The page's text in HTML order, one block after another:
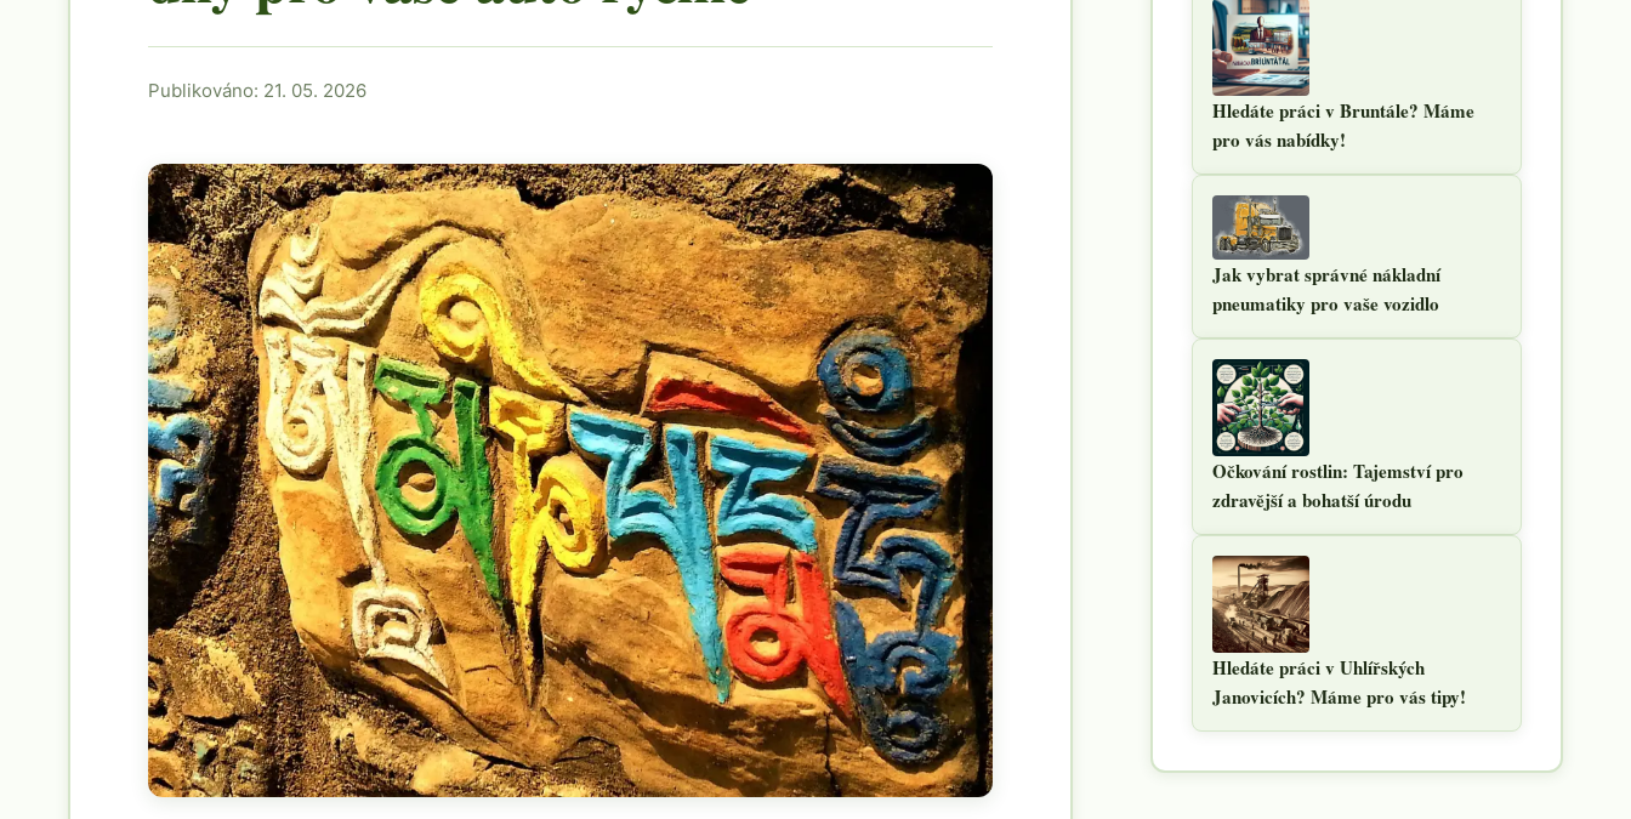
Publikováno: 21. 05. 2026
Hledáte práci v Bruntále? Máme
pro vás nabídky!
Jak vybrat správné nákladní
pneumatiky pro vaše vozidlo
Očkování rostlin: Tajemství pro
zdravější a bohatší úrodu
Hledáte práci v Uhlířských
Janovicích? Máme pro vás tipy!